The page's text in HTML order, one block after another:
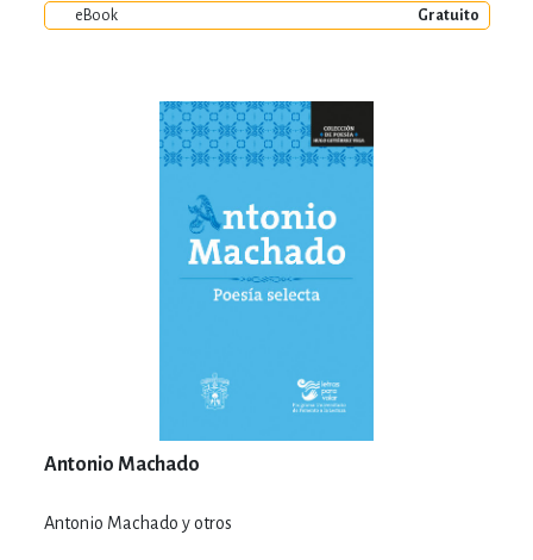
eBook Gratuito
Antonio Machado
Antonio Machado y otros